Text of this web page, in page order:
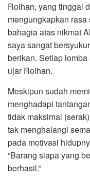
Roihan, yang tinggal
mengungkapkan
bahagia atas nikmat
saya sangat
berikan. Setiap lomba
ujar Roihan.
Meskipun sudah
menghadapi
tidak maksimal
tak menghalangi
pada motivasi
“Barang siapa yang
berhasil.”